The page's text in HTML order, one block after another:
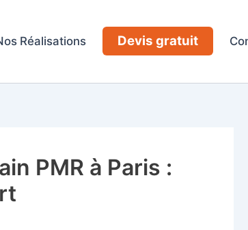
Réalisations Devis gratuit
PMR à Paris :